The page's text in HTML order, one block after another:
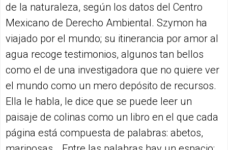
de la naturaleza, según los datos del Centro
Mexicano de Derecho Ambiental. Szymon ha
viajado por el mundo; su itinerancia por amor al
agua recoge testimonios, algunos tan bellos
como el de una investigadora que no quiere ver
el mundo como un mero depósito de recursos.
Ella le habla, le dice que se puede leer un
paisaje de colinas como un libro en el que cada
página está compuesta de palabras: abetos,